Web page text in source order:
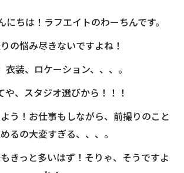
にちは！ラフエイトのわーちんです。
の悩み尽きないですよね！
衣装、ロケーション、、、。
や、スタジオ選びから！！！
う！お仕事もしながら、前撮りのこと
るの大変すぎる、、、。
きっと多いはず！そりゃ、そうですよ